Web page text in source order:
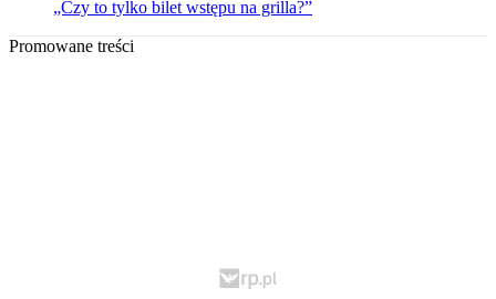
„Czy to tylko bilet wstępu na grilla?”
Promowane treści